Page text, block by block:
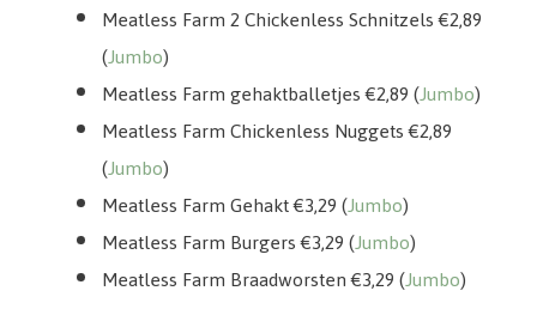
Meatless Farm 2 Chickenless Schnitzels €2,89
(Jumbo)
Meatless Farm gehaktballetjes €2,89 (Jumbo)
Meatless Farm Chickenless Nuggets €2,89
(Jumbo)
Meatless Farm Gehakt €3,29 (Jumbo)
Meatless Farm Burgers €3,29 (Jumbo)
Meatless Farm Braadworsten €3,29 (Jumbo)